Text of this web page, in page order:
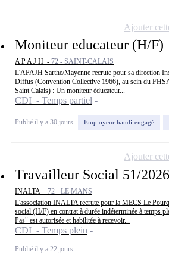
Moniteur educateur (H/F)
A P A J H - 72 - SAINT-CALAIS
L'APAJH Sarthe/Mayenne recrute pour sa direction
Diffus (Convention Collective 1966), au sein du
Saint Calais) : Un moniteur éducateur...
CDI - Temps partiel
Publié il y a 30 jours Employeur handi-engagé
Ajouter
Travailleur Social 51/
INALTA - 72 - LE MANS
L'association INALTA recrute pour la MECS Le
social (H/F) en contrat à durée indéterminée à temps
Pas" est autorisée et habilitée à recevoir...
CDI - Temps plein
Publié il y a 22 jours
Ajouter